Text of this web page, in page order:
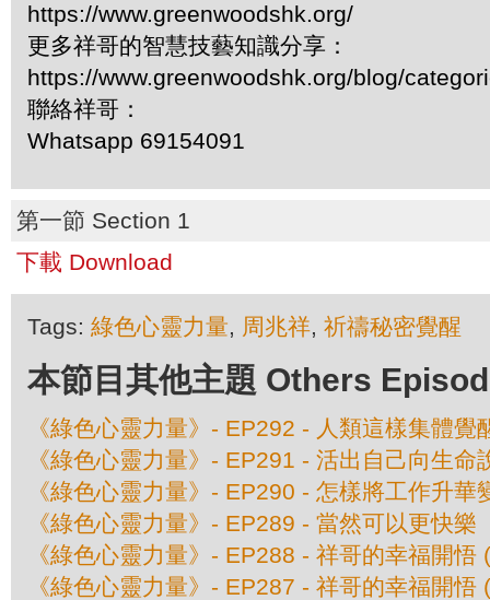
https://www.greenwoodshk.org/
更多祥哥的智慧技藝知識分享：
https://www.greenwoodshk.org/blog/
聯絡祥哥：
Whatsapp 69154091
第一節 Section 1
下載 Download
Tags: 綠色心靈力量, 周兆祥, 祈禱秘密覺醒
本節目其他主題 Others
《綠色心靈力量》- EP292 - 人類這樣集體
《綠色心靈力量》- EP291 - 活出自己向生命
《綠色心靈力量》- EP290 - 怎樣將工作升華
《綠色心靈力量》- EP289 - 當然可以更快樂
《綠色心靈力量》- EP288 - 祥哥的幸福開悟
《綠色心靈力量》- EP287 - 祥哥的幸福開悟